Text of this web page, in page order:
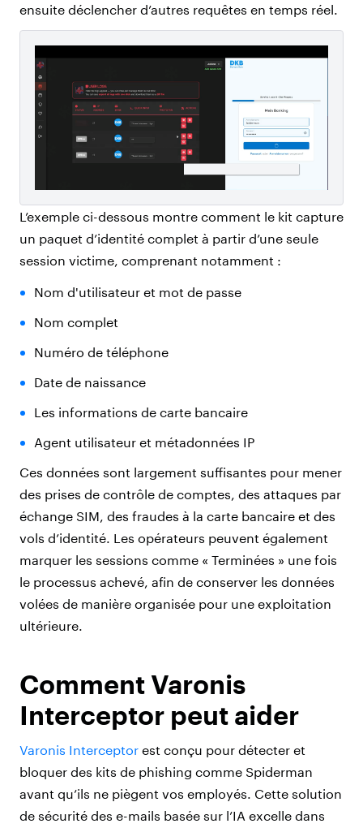
ensuite déclencher d’autres requêtes en temps réel.
L’exemple ci-dessous montre comment le kit capture
un paquet d’identité complet à partir d’une seule
session victime, comprenant notamment :
Nom d'utilisateur et mot de passe
Nom complet
Numéro de téléphone
Date de naissance
Les informations de carte bancaire
Agent utilisateur et métadonnées IP
Ces données sont largement suffisantes pour mener
des prises de contrôle de comptes, des attaques par
échange SIM, des fraudes à la carte bancaire et des
vols d’identité. Les opérateurs peuvent également
marquer les sessions comme « Terminées » une fois
le processus achevé, afin de conserver les données
volées de manière organisée pour une exploitation
ultérieure.
Comment Varonis
Interceptor peut aider
Varonis Interceptor est conçu pour détecter et
bloquer des kits de phishing comme Spiderman
avant qu’ils ne piègent vos employés. Cette solution
de sécurité des e-mails basée sur l’IA excelle dans